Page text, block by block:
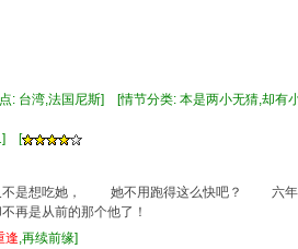
: 台湾,法国尼斯] [情节分类: 本是两小无猜,却有
[
想吃她， 她不用跑得这么快吧？ 六
是从前的那个他了！
逢,再续前缘]